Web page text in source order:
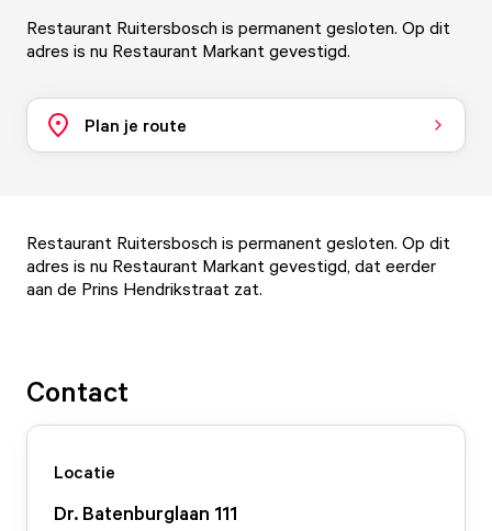
Restaurant Ruitersbosch is permanent gesloten. Op dit
adres is nu Restaurant Markant gevestigd.
Plan je route
Restaurant Ruitersbosch is permanent gesloten. Op dit
adres is nu Restaurant Markant gevestigd, dat eerder
aan de Prins Hendrikstraat zat.
Contact
Locatie
Dr. Batenburglaan 111